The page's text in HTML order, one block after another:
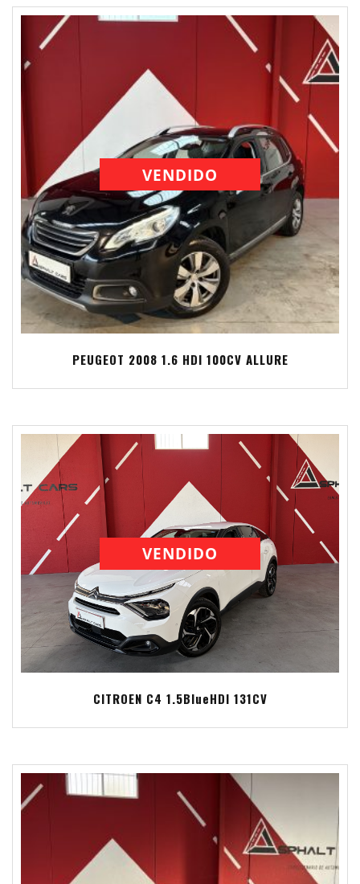
VENDIDO
PEUGEOT 2008 1.6 HDI 100CV ALLURE
VENDIDO
CITROEN C4 1.5BlueHDI 131CV